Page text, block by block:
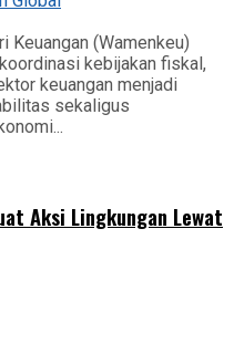
Keuangan (Wamenkeu)
kebijakan fiskal,
keuangan menjadi
sekaligus
Aksi Lingkungan Lewat